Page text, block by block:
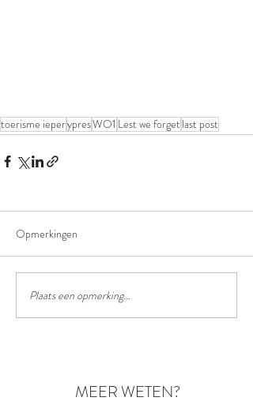
toerisme ieperypresWO1 Lest we forget last post
Opmerkingen
Plaats een opmerking...
MEER WETEN?